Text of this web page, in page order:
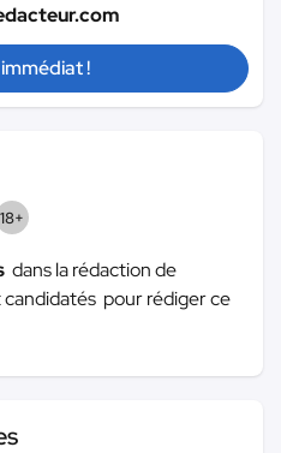
!
18+
dans la rédaction de
pour rédiger ce